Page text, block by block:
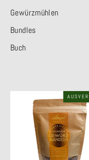
Gewürzmühlen
Bundles
Buch